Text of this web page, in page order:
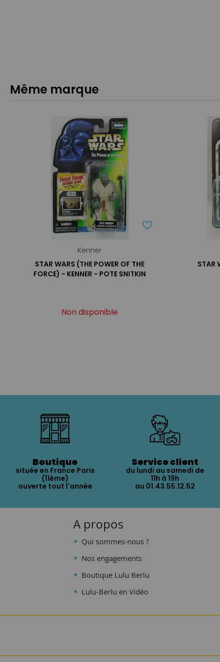
Même marque
Kenner
STAR WARS (THE POWER OF THE
FORCE) - KENNER - POTE SNITKIN
Non disponible
STAR
Boutique
située en France Paris
(11ème)
ouverte tout l'année
Service client
du lundi au samedi de
11h à 19h
au 01.43.55.12.52
A propos
Qui sommes-nous ?
Nos engagements
Boutique Lulu Berlu
Lulu-Berlu en Vidéo